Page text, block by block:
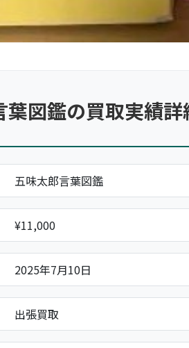
葉図鑑の買取実績詳
五味太郎言葉図鑑
¥11,000
2025年7月10日
出張買取